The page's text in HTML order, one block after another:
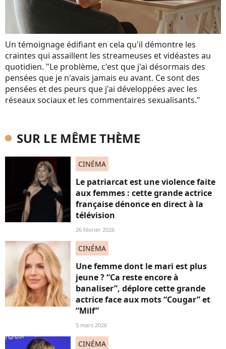
Un témoignage édifiant en cela qu'il démontre les
craintes qui assaillent les streameuses et vidéastes au
quotidien. "Le problème, c'est que j'ai désormais des
pensées que je n'avais jamais eu avant. Ce sont des
pensées et des peurs que j'ai développées avec les
réseaux sociaux et les commentaires sexualisants."
SUR LE MÊME THÈME
CINÉMA
Le patriarcat est une violence faite
aux femmes : cette grande actrice
française dénonce en direct à la
télévision
26 février 2026
CINÉMA
Une femme dont le mari est plus
jeune ? “Ca reste encore à
banaliser”, déplore cette grande
actrice face aux mots “Cougar” et
“Milf”
5 mars 2026
CINÉMA